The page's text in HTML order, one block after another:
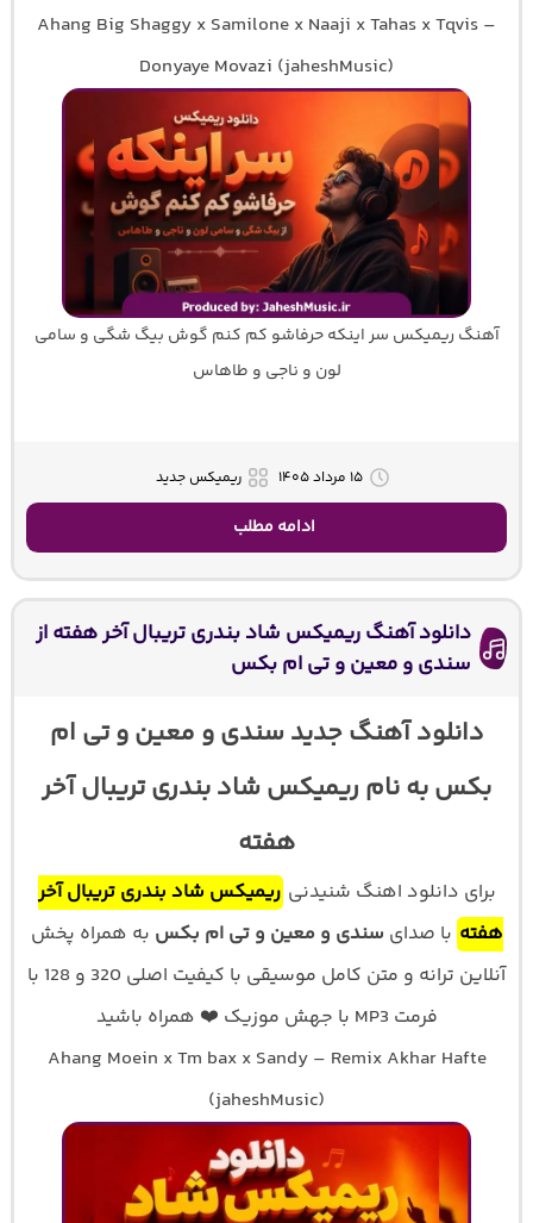
Ahang Big Shaggy x Samilone x Naaji x Tahas x Tqvis –
Donyaye Movazi (jaheshMusic)
آهنگ ریمیکس سر اینکه حرفاشو کم کنم گوش بیگ شگی و سامی
لون و ناجی و طاهاس
۱۵ مرداد ۱۴۰۵ ریمیکس جدید
ادامه مطلب
دانلود آهنگ ریمیکس شاد بندری تریبال آخر هفته از
سندی و معین و تی ام بکس
دانلود آهنگ جدید سندی و معین و تی ام
بکس به نام ریمیکس شاد بندری تریبال آخر
هفته
برای دانلود اهنگ شنیدنی ریمیکس شاد بندری تریبال آخر
هفته با صدای سندی و معین و تی ام بکس به همراه پخش
آنلاین ترانه و متن کامل موسیقی با کیفیت اصلی 320 و 128 با
فرمت MP3 با جهش موزیک ❤️ همراه باشید
Ahang Moein x Tm bax x Sandy – Remix Akhar Hafte
(jaheshMusic)